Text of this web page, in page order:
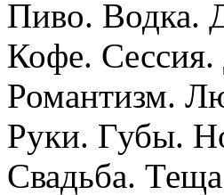
Пиво. Водка.
Кофе.
Романтизм.
Руки. Губы.
Свадьба.